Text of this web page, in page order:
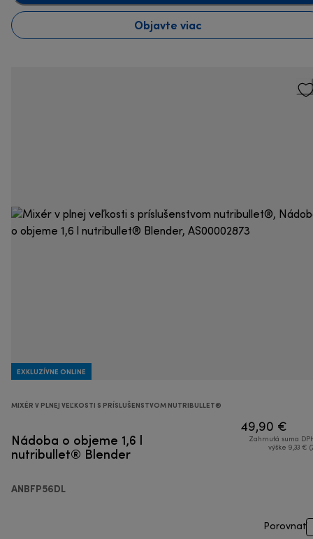
Objavte viac
EXKLUZÍVNE ONLINE
MIXÉR V PLNEJ VEĽKOSTI S PRÍSLUŠENSTVOM NUTRIBULLET®
Nádoba o objeme 1,6 l
nutribullet® Blender
ANBFP56DL
49,90 €
Zahrnutá suma
výške 9,33 €
Porovnať